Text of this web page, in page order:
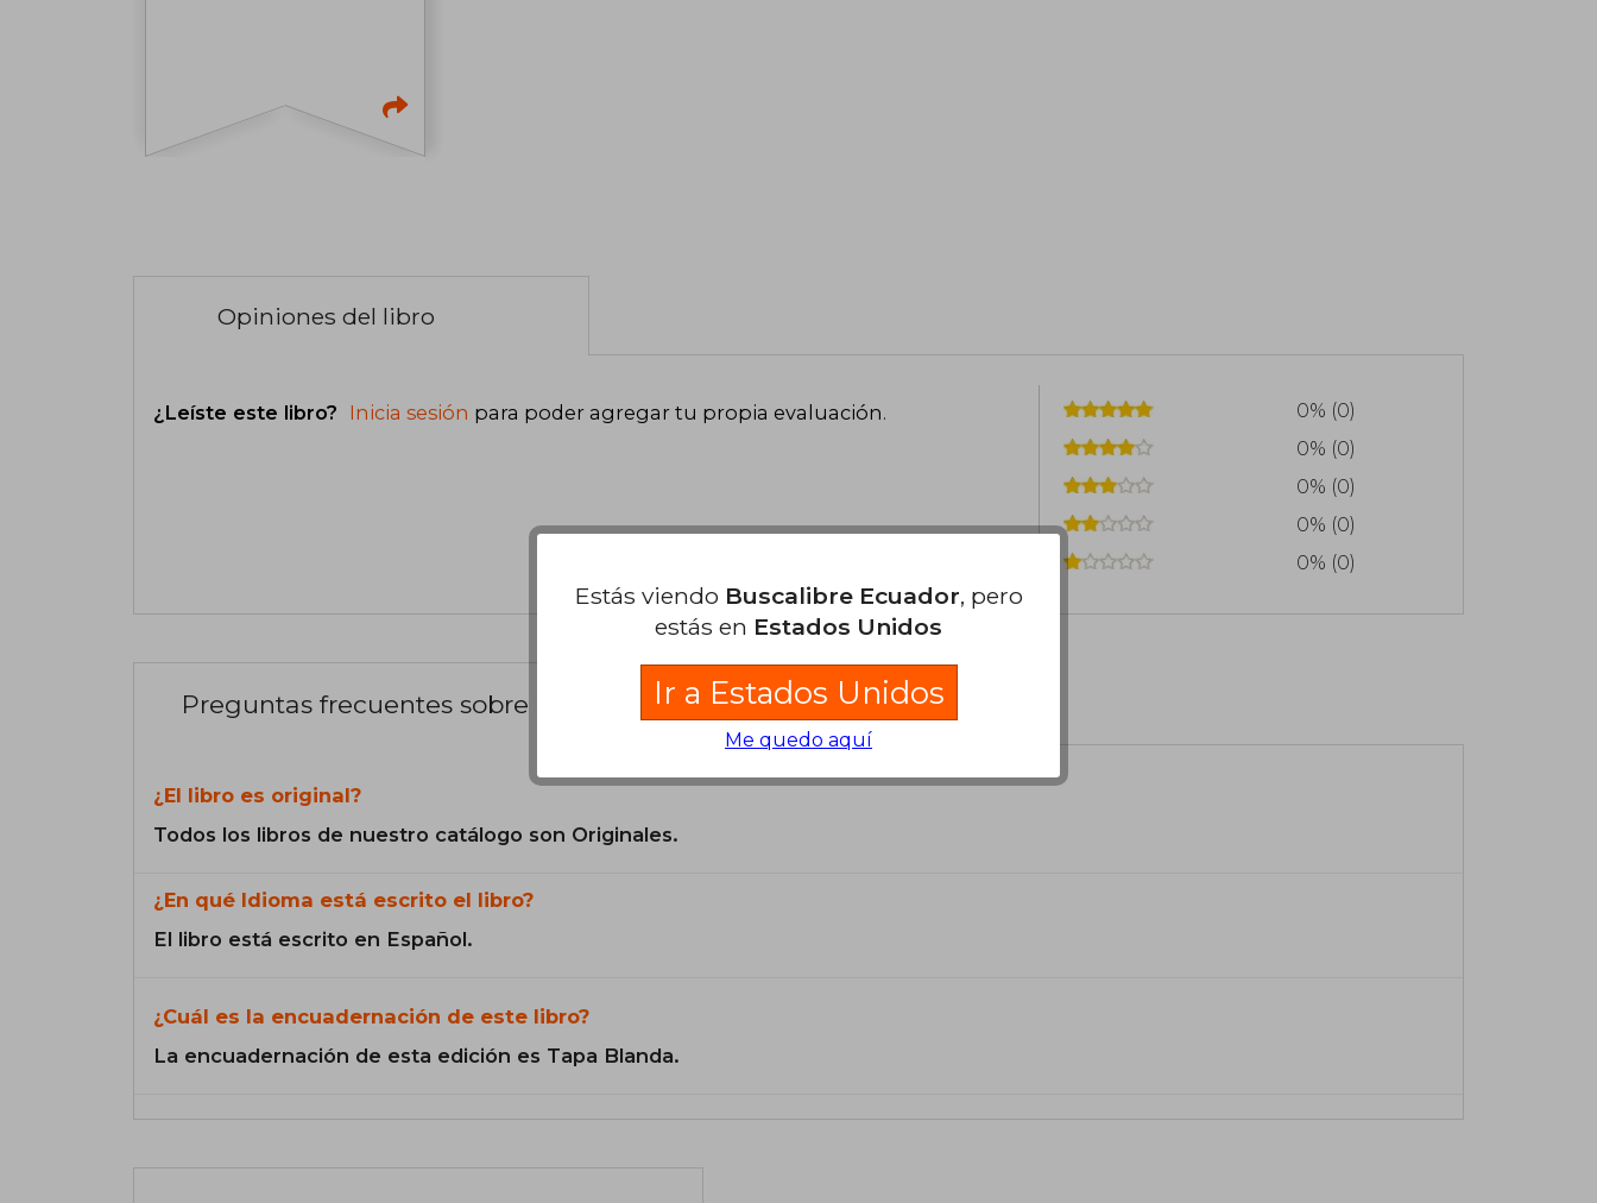
Opiniones del libro
¿Leíste este libro? Inicia sesión para poder agregar tu propia evaluación.
0% (0)
0% (0)
0% (0)
0% (0)
0% (0)
Preguntas frecuentes sobre el libro
¿El libro es original?
Todos los libros de nuestro catálogo son Originales.
¿En qué Idioma está escrito el libro?
El libro está escrito en Español.
¿Cuál es la encuadernación de este libro?
La encuadernación de esta edición es Tapa Blanda.
Estás viendo Buscalibre Ecuador, pero
estás en Estados Unidos
Ir a Estados Unidos
Me quedo aquí